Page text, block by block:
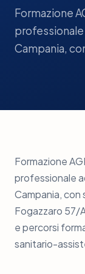
Formazione
Campania,
Formazione
professionale
Campania, con
Fogazzaro 57/
e percorsi
sanitario-